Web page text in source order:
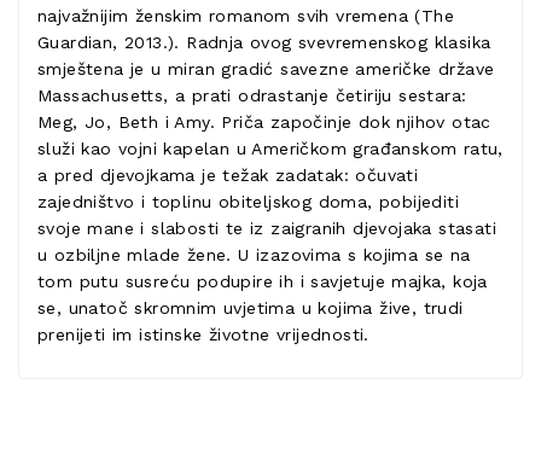
najvažnijim ženskim romanom svih vremena (The
Guardian, 2013.). Radnja ovog svevremenskog klasika
smještena je u miran gradić savezne američke države
Massachusetts, a prati odrastanje četiriju sestara:
Meg, Jo, Beth i Amy. Priča započinje dok njihov otac
služi kao vojni kapelan u Američkom građanskom ratu,
a pred djevojkama je težak zadatak: očuvati
zajedništvo i toplinu obiteljskog doma, pobijediti
svoje mane i slabosti te iz zaigranih djevojaka stasati
u ozbiljne mlade žene. U izazovima s kojima se na
tom putu susreću podupire ih i savjetuje majka, koja
se, unatoč skromnim uvjetima u kojima žive, trudi
prenijeti im istinske životne vrijednosti.